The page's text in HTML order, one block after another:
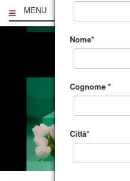
MENU
Nome*
Cognome *
Città*